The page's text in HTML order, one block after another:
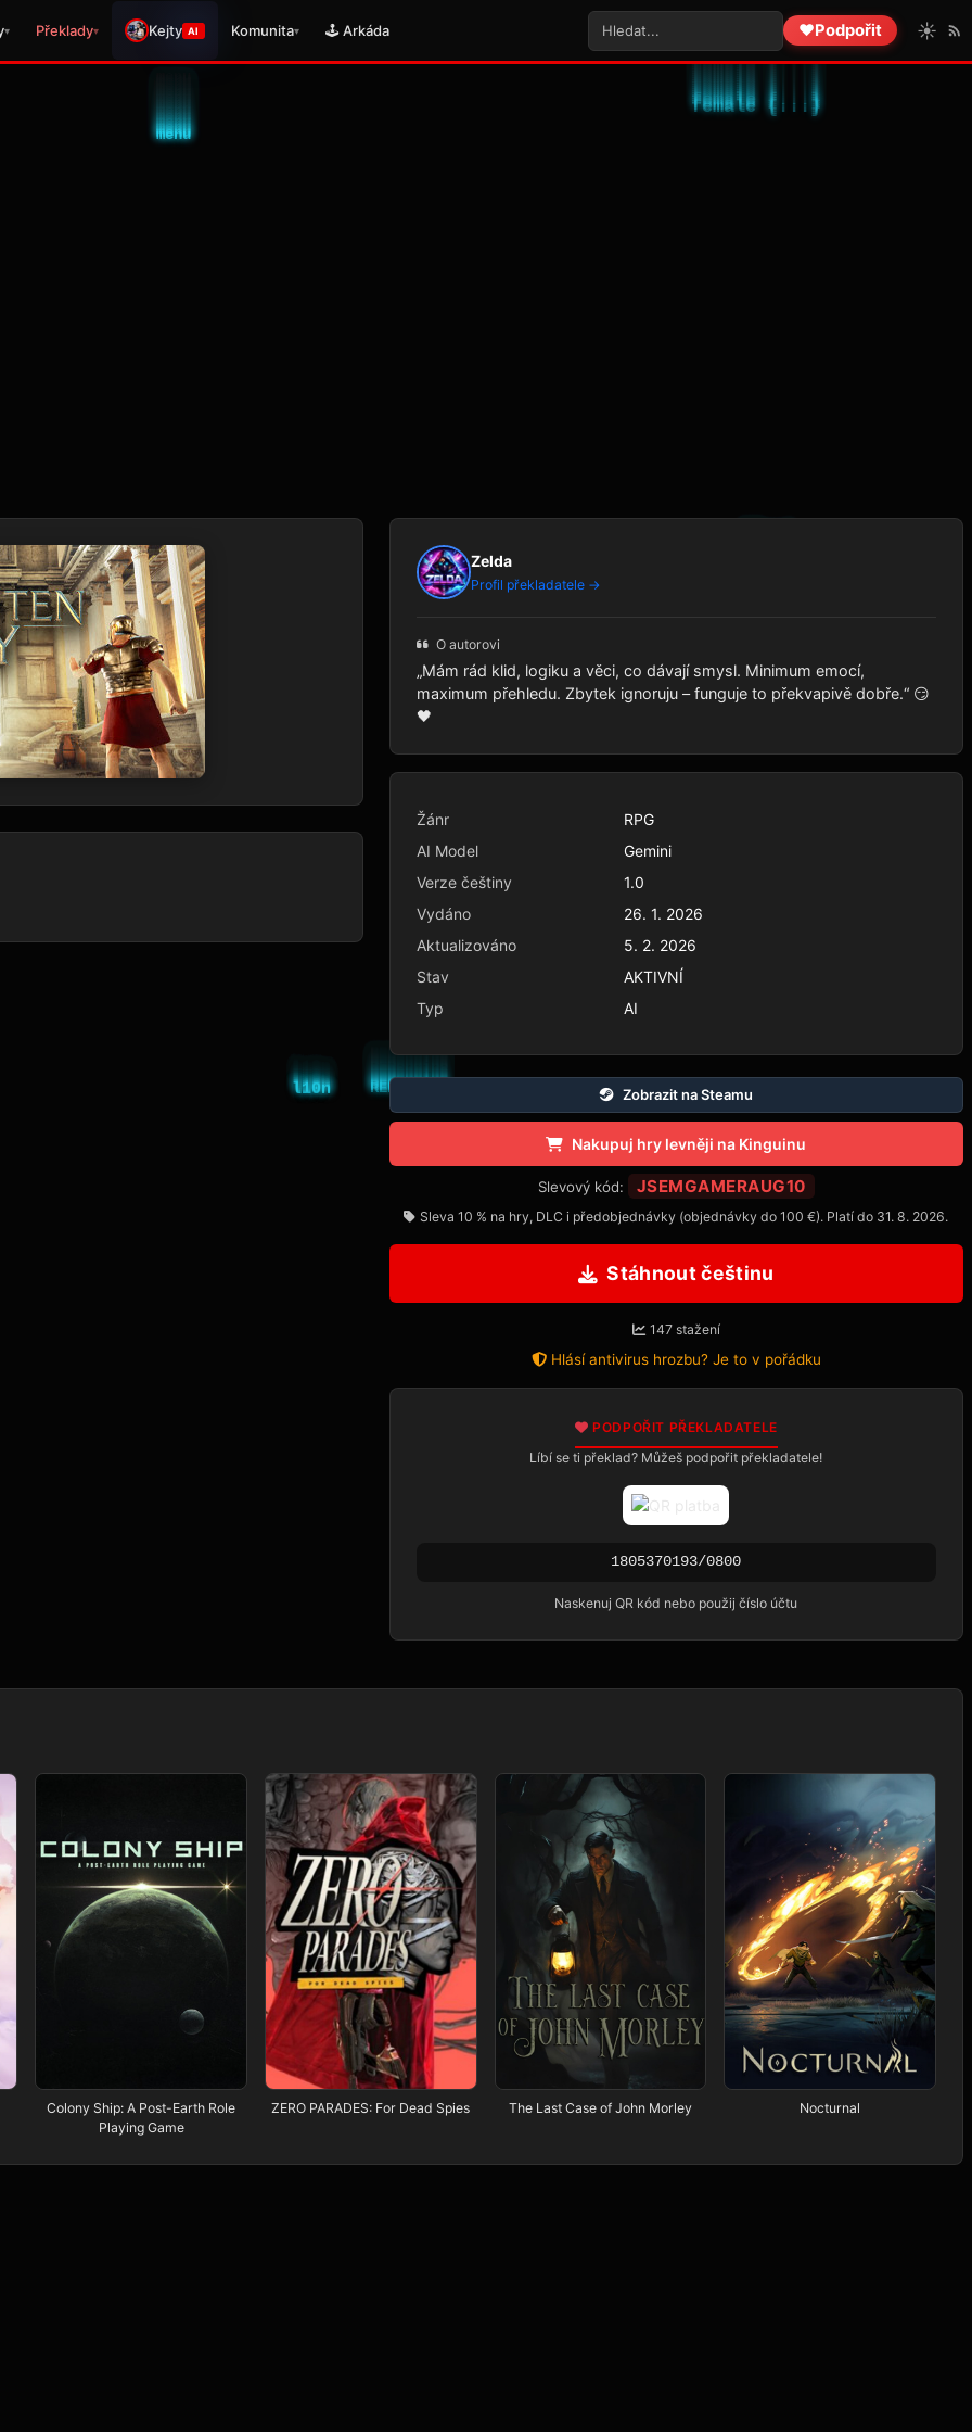
▾ Překlady▾ Kejty AI Komunita▾ 🕹️ Arkáda ❤️Podpořit ☀️
Zelda
Profil překladatele →
O autorovi
„Mám rád klid, logiku a věci, co dávají smysl. Minimum emocí,
maximum přehledu. Zbytek ignoruju – funguje to překvapivě dobře.“ 😏
🖤
Žánr
RPG
AI Model
Gemini
Verze češtiny
1.0
Vydáno
26. 1. 2026
Aktualizováno
5. 2. 2026
Stav
AKTIVNÍ
Typ
AI
Zobrazit na Steamu
Nakupuj hry levněji na Kinguinu
Slevový kód: JSEMGAMERAUG10
Sleva 10 % na hry, DLC i předobjednávky (objednávky do 100 €). Platí do 31. 8. 2026.
Stáhnout češtinu
147 stažení
Hlásí antivirus hrozbu? Je to v pořádku
PODPOŘIT PŘEKLADATELE
Líbí se ti překlad? Můžeš podpořit překladatele!
1805370193/0800
Naskenuj QR kód nebo použij číslo účtu
Colony Ship: A Post-Earth Role
Playing Game
ZERO PARADES: For Dead Spies The Last Case of John Morley Nocturnal